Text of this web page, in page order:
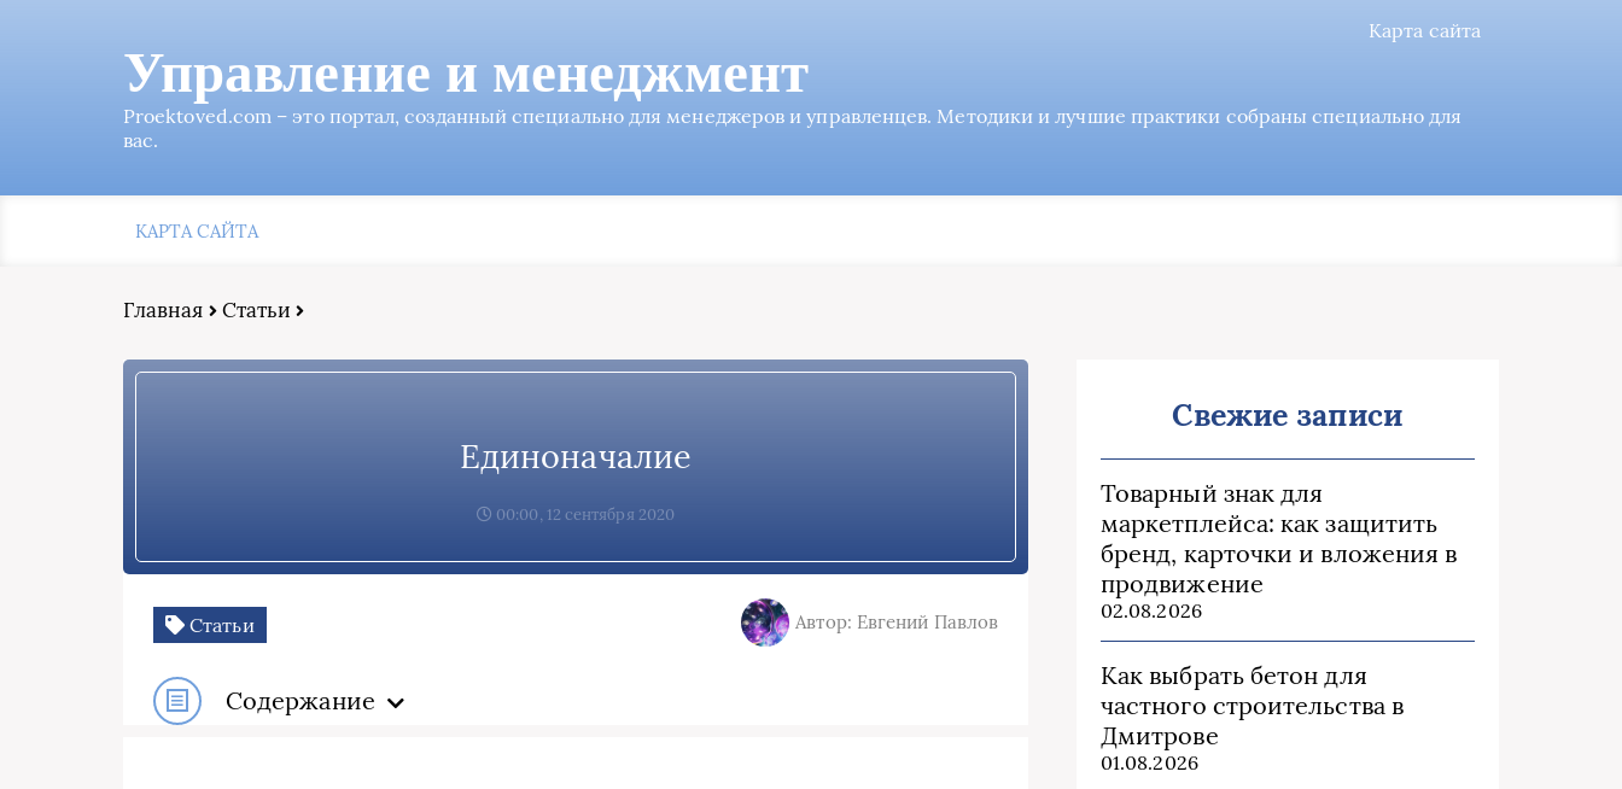
Карта сайта
Управление и менеджмент
Proektoved.com – это портал, созданный специально для менеджеров и управленцев. Методики и лучшие практики собраны специально для
вас.
КАРТА САЙТА
Главная Статьи
Единоначалие
00:00, 12 сентября 2020
Статьи Автор: Евгений Павлов
Содержание
Свежие записи
Товарный знак для
маркетплейса: как защитить
бренд, карточки и вложения в
продвижение
02.08.2026
Как выбрать бетон для
частного строительства в
Дмитрове
01.08.2026